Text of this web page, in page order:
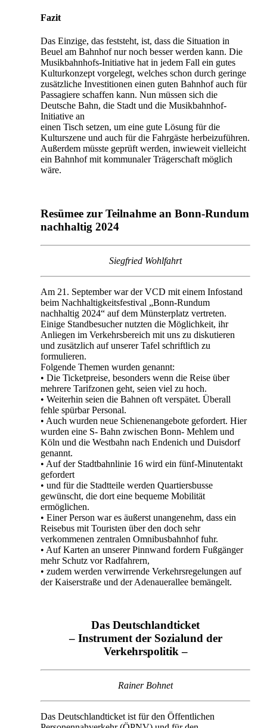
Fazit
Das Einzige, das feststeht, ist, dass die Situation in
Beuel am Bahnhof nur noch besser werden kann. Die
Musikbahnhofs-Initiative hat in jedem Fall ein gutes
Kulturkonzept vorgelegt, welches schon durch geringe
zusätzliche Investitionen einen guten Bahnhof auch für
Passagiere schaffen kann. Nun müssen sich die
Deutsche Bahn, die Stadt und die Musikbahnhof-
Initiative an
einen Tisch setzen, um eine gute Lösung für die
Kulturszene und auch für die Fahrgäste herbeizuführen.
Außerdem müsste geprüft werden, inwieweit vielleicht
ein Bahnhof mit kommunaler Trägerschaft möglich
wäre.
Resümee zur Teilnahme an Bonn-Rundum
nachhaltig 2024
Siegfried Wohlfahrt
Am 21. September war der VCD mit einem Infostand
beim Nachhaltigkeitsfestival „Bonn-Rundum
nachhaltig 2024“ auf dem Münsterplatz vertreten.
Einige Standbesucher nutzten die Möglichkeit, ihr
Anliegen im Verkehrsbereich mit uns zu diskutieren
und zusätzlich auf unserer Tafel schriftlich zu
formulieren.
Folgende Themen wurden genannt:
• Die Ticketpreise, besonders wenn die Reise über
mehrere Tarifzonen geht, seien viel zu hoch.
• Weiterhin seien die Bahnen oft verspätet. Überall
fehle spürbar Personal.
• Auch wurden neue Schienenangebote gefordert. Hier
wurden eine S- Bahn zwischen Bonn- Mehlem und
Köln und die Westbahn nach Endenich und Duisdorf
genannt.
• Auf der Stadtbahnlinie 16 wird ein fünf-Minutentakt
gefordert
• und für die Stadtteile werden Quartiersbusse
gewünscht, die dort eine bequeme Mobilität
ermöglichen.
• Einer Person war es äußerst unangenehm, dass ein
Reisebus mit Touristen über den doch sehr
verkommenen zentralen Omnibusbahnhof fuhr.
• Auf Karten an unserer Pinnwand fordern Fußgänger
mehr Schutz vor Radfahrern,
• zudem werden verwirrende Verkehrsregelungen auf
der Kaiserstraße und der Adenauerallee bemängelt.
Das Deutschlandticket
– Instrument der Sozialund der
Verkehrspolitik –
Rainer Bohnet
Das Deutschlandticket ist für den Öffentlichen